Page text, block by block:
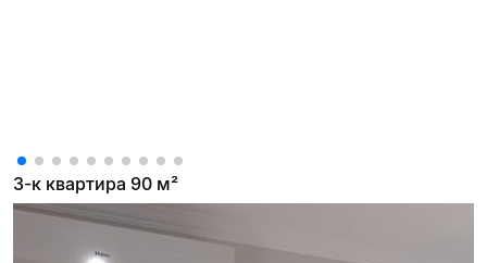
3-к квартира 90 м²